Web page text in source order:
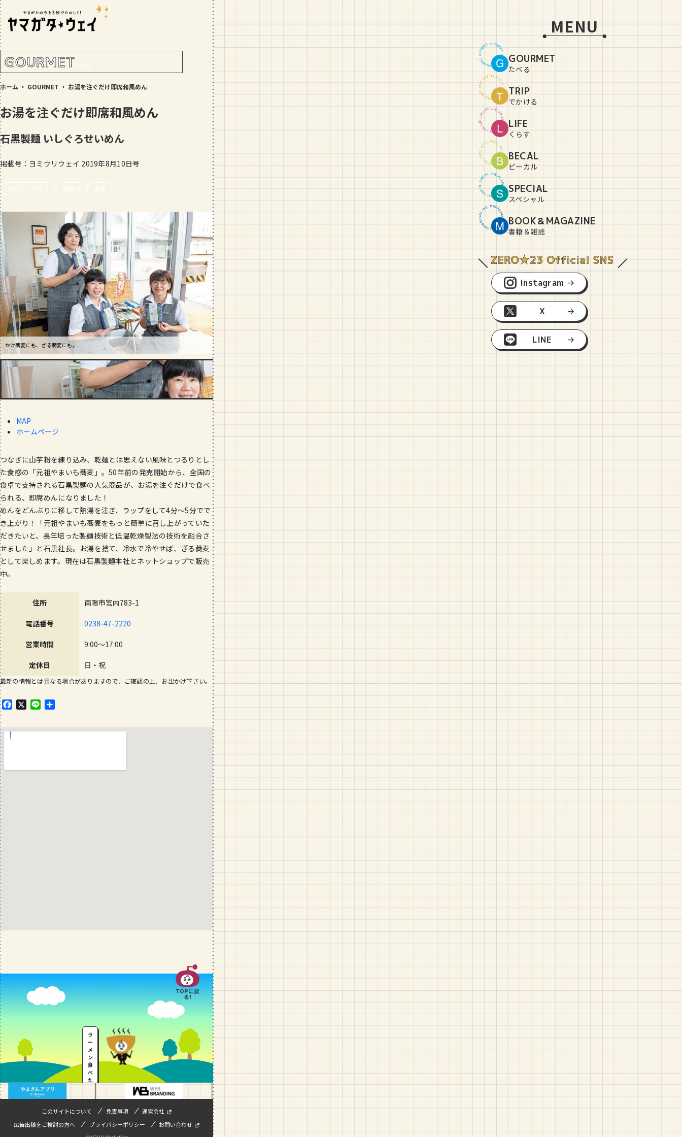
RANKING!
地元民が選ぶ山形県ラーメン人気店
GOURMET
おすすめ！山形のそば【23選】地元民
の人気ランキング付！～日刊ヤマガタ
GOURMET
局何が効果的？～おすすめのお取り寄
【写真付き】山寺の階段はきつい？階
段数や所要時間をご紹介！
GOURMET
山形のおすすめパン屋さん【26選】地
元民が選ぶランキングBEST５付き！
_vol.1
MENU
GOURME
T
G
O
U
R
M
E
T
G
O
U
R
M
E
T
G
O
U
RMET
GOURMET
たべる
TRIPT
RI
P
T
R
P
T
R
T
R
I
P
T
R
I
P
T
R
I
P
T
RIP
TRIP
でかける
LIFEL
IF
E
L
F
L
I
FE
F
E
L
I
F
E
L
I
F
E
L
IF
E
LIFE
LIFE
くらす
BECA
L
BE
C
A
L
B
E
C
A
B
E
C
A
L
B
E
C
A
L
BE
CAL
BECAL
ビーカル
SPECI
A
L
SP
E
C
A
L
S
P
CI
A
L
S
P
E
C
I
A
L
SP
E
CIAL
SPECIAL
スペシャル
BOOK
&M
A
G
A
Z
I
N
E
B
O
O
K
&
M
A
G
A
Z
I
NE
BOOK＆MAGAZINE
書籍＆雑誌
Instagram
X
LINE
GOURMET たべる
ホーム ・ GOURMET ・ お湯を注ぐだけ即席和風めん
お湯を注ぐだけ即席和風めん
石黒製麺 いしぐろせいめん
掲載号：ヨミウリウェイ 2019年8月10日号
ヨミウリウェイ 南陽市 蕎麦
かけ蕎麦にも、ざる蕎麦にも。
即席やまいも蕎麦（1食500円 税別）
山形県産のそば・でわかおり、国産小麦、山芋粉など、素材にこだわってます。ネギと
わかめが入っていて、つゆ、粉末隠し味付き。
そば、冷たいラーメンなど、夏の人気乾麺。
MAP
ホームページ
つなぎに山芋粉を練り込み、乾麺とは思えない風味とつるりとし
た食感の「元祖やまいも蕎麦」。50年前の発売開始から、全国の
食卓で支持される石黒製麺の人気商品が、お湯を注ぐだけで食べ
られる、即席めんになりました！
めんをどんぶりに移して熱湯を注ぎ、ラップをして4分～5分でで
き上がり！「元祖やまいも蕎麦をもっと簡単に召し上がっていた
だきたいと、長年培った製麺技術と低温乾燥製法の技術を融合さ
せました」と石黒社長。お湯を捨て、冷水で冷やせば、ざる蕎麦
として楽しめます。現在は石黒製麺本社とネットショップで販売
中。
住所 南陽市宮内783-1
電話番号 0238-47-2220
営業時間 9:00～17:00
定休日 日・祝
最新の情報とは異なる場合がありますので、ご確認の上、お出かけ下さい。
F
e
X
L
e
TOPに戻
る!
ラ
ー
メ
ン
食
べ
た
…
このサイトについて 免責事項
運営会社
広告出稿をご検討の方へ
プライバシーポリシー お問い合わせ